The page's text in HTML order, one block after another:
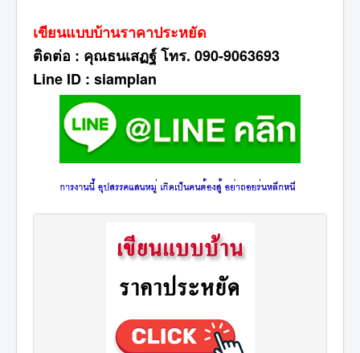
เขียนแบบบ้านราคาประหยัด
ติดต่อ : คุณธนเสฏฐ์ โทร. 090-9063693
Line ID : siamplan